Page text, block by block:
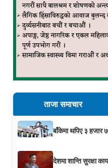
ताजा समाचार
बाँकेमा थपिए ३ हजार
देशमा शान्ति सुरक्षा